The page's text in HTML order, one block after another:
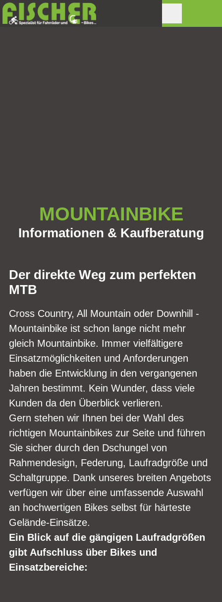
MOUNTAINBIKE
Informationen & Kaufberatung
Der direkte Weg zum perfekten
MTB
Cross Country, All Mountain oder Downhill -
Mountainbike ist schon lange nicht mehr
gleich Mountainbike. Immer vielfältigere
Einsatzmöglichkeiten und Anforderungen
haben die Entwicklung in den vergangenen
Jahren bestimmt. Kein Wunder, dass viele
Kunden da den Überblick verlieren.
Gern stehen wir Ihnen bei der Wahl des
richtigen Mountainbikes zur Seite und führen
Sie sicher durch den Dschungel von
Rahmendesign, Federung, Laufradgröße und
Schaltgruppe. Dank unseres breiten Angebots
verfügen wir über eine umfassende Auswahl
an hochwertigen Bikes selbst für härteste
Gelände-Einsätze.
Ein Blick auf die gängigen Laufradgrößen
gibt Aufschluss über Bikes und
Einsatzbereiche: